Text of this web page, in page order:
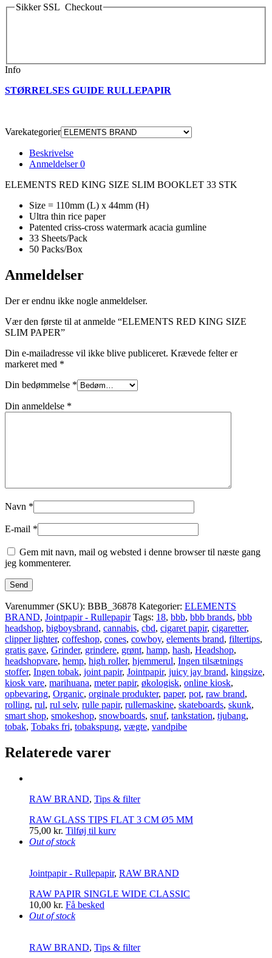
Sikker SSL Checkout
Info
STØRRELSES GUIDE RULLEPAPIR
Varekategorier
Beskrivelse
Anmeldelser0
ELEMENTS RED KING SIZE SLIM BOOKLET 33 STK
Size = 110mm (L) x 44mm (H)
Ultra thin rice paper
Patented criss-cross watermark acacia gumline
33 Sheets/Pack
50 Packs/Box
Anmeldelser
Der er endnu ikke nogle anmeldelser.
Vær den første til at anmelde “ELEMENTS RED KING SIZE
SLIM PAPER”
Din e-mailadresse vil ikke blive publiceret. Krævede felter er
markeret med *
Din bedømmelse *
Din anmeldelse *
Navn *
E-mail *
Gem mit navn, mail og websted i denne browser til næste gang
jeg kommenterer.
Varenummer (SKU): BBB_36878 Kategorier: ELEMENTS
BRAND, Jointpapir - Rullepapir Tags: 18, bbb, bbb brands, bbb
headshop, bigboysbrand, cannabis, cbd, cigaret papir, cigaretter,
clipper lighter, coffeshop, cones, cowboy, elements brand, filtertips,
gratis gave, Grinder, grindere, grønt, hamp, hash, Headshop,
headshopvare, hemp, high roller, hjemmerul, Ingen tilsætnings
stoffer, Ingen tobak, joint papir, Jointpapir, juicy jay brand, kingsize,
kiosk vare, marihuana, meter papir, økologisk, online kiosk,
opbevaring, Organic, orginale produkter, paper, pot, raw brand,
rolling, rul, rul selv, rulle papir, rullemaskine, skateboards, skunk,
smart shop, smokeshop, snowboards, snuf, tankstation, tjubang,
tobak, Tobaks fri, tobakspung, vægte, vandpibe
Relaterede varer
RAW BRAND, Tips & filter
RAW GLASS TIPS FLAT 3 CM Ø5 MM
75,00 kr. Tilføj til kurv
Out of stock
Jointpapir - Rullepapir, RAW BRAND
RAW PAPIR SINGLE WIDE CLASSIC
10,00 kr. Få besked
Out of stock
RAW BRAND, Tips & filter